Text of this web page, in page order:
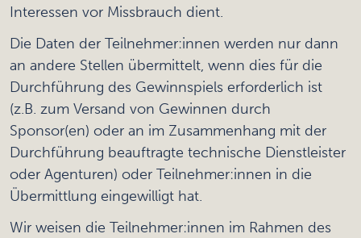
Interessen vor Missbrauch dient.
Die Daten der Teilnehmer:innen werden nur dann
an andere Stellen übermittelt, wenn dies für die
Durchführung des Gewinnspiels erforderlich ist
(z.B. zum Versand von Gewinnen durch
Sponsor(en) oder an im Zusammenhang mit der
Durchführung beauftragte technische Dienstleister
oder Agenturen) oder Teilnehmer:innen in die
Übermittlung eingewilligt hat.
Wir weisen die Teilnehmer:innen im Rahmen des